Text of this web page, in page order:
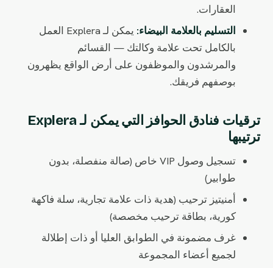
العقارات.
التسليم بالعلامة البيضاء:
يمكن لـ Explera العمل
بالكامل تحت علامة وكالتك — القسائم
والمرشدون والموظفون على أرض الواقع يظهرون
بوصفهم فريقك.
ترقيات فنادق الحوافز التي يمكن لـ Explera
ترتيبها
تسجيل وصول VIP خاص (صالة منفصلة، بدون
طوابير)
أمنيتيز ترحيب (هدية ذات علامة تجارية، سلة فاكهة
كورية، بطاقة ترحيب مخصصة)
غرف مضمونة في الطوابق العليا أو ذات إطلالة
لجميع أعضاء المجموعة